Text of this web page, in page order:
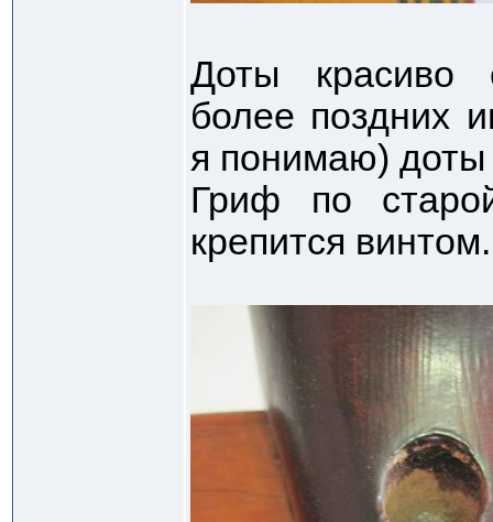
Доты
более поздних
я понимаю) доты
Гриф по
крепится винтом.